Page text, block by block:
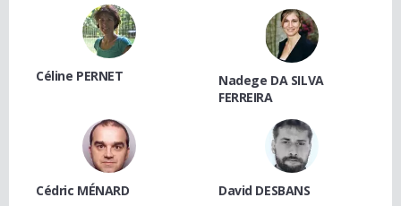
Céline PERNET
Nadege DA SILVA
FERREIRA
Cédric MÉNARD David DESBANS